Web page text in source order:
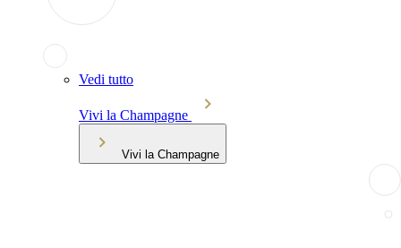
Vedi tutto
Vivi la Champagne
Vivi la Champagne